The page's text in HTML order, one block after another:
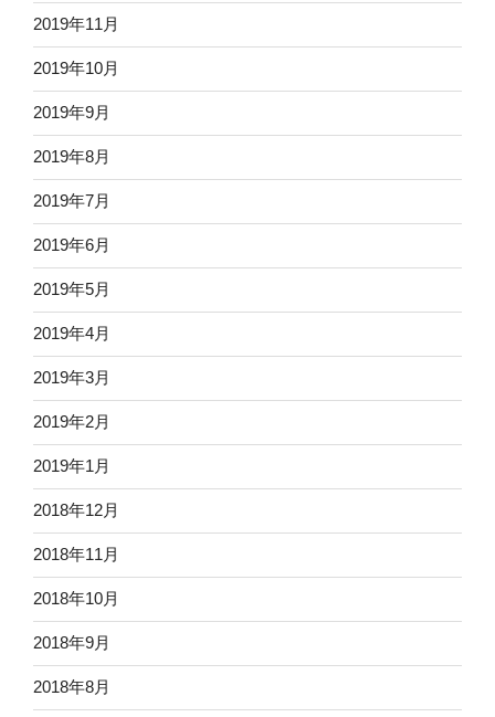
2019年11月
2019年10月
2019年9月
2019年8月
2019年7月
2019年6月
2019年5月
2019年4月
2019年3月
2019年2月
2019年1月
2018年12月
2018年11月
2018年10月
2018年9月
2018年8月